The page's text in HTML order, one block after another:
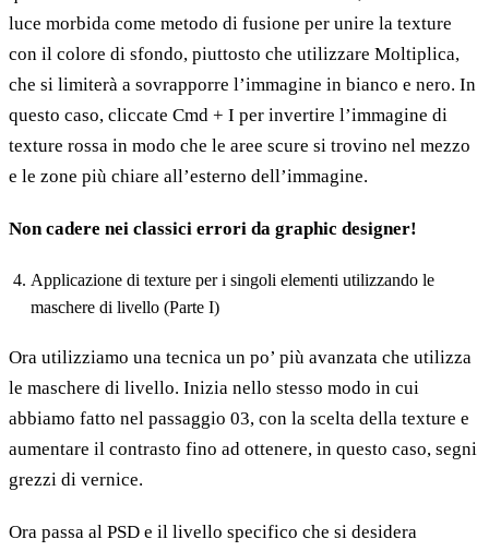
luce morbida come metodo di fusione per unire la texture
con il colore di sfondo, piuttosto che utilizzare Moltiplica,
che si limiterà a sovrapporre l’immagine in bianco e nero. In
questo caso, cliccate Cmd + I per invertire l’immagine di
texture rossa in modo che le aree scure si trovino nel mezzo
e le zone più chiare all’esterno dell’immagine.
Non cadere nei classici errori da graphic designer!
Applicazione di texture per i singoli elementi utilizzando le
maschere di livello (Parte I)
Ora utilizziamo una tecnica un po’ più avanzata che utilizza
le maschere di livello. Inizia nello stesso modo in cui
abbiamo fatto nel passaggio 03, con la scelta della texture e
aumentare il contrasto fino ad ottenere, in questo caso, segni
grezzi di vernice.
Ora passa al PSD e il livello specifico che si desidera